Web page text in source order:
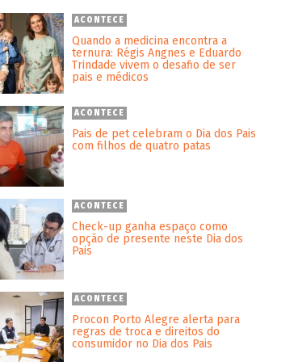
ACONTECE
Quando a medicina encontra a
ternura: Régis Angnes e Eduardo
Trindade vivem o desafio de ser
pais e médicos
ACONTECE
Pais de pet celebram o Dia dos Pais
com filhos de quatro patas
ACONTECE
Check-up ganha espaço como
opção de presente neste Dia dos
Pais
ACONTECE
Procon Porto Alegre alerta para
regras de troca e direitos do
consumidor no Dia dos Pais